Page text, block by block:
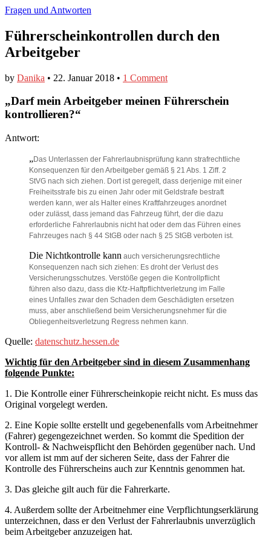
Fragen und Antworten
Führerscheinkontrollen durch den
Arbeitgeber
by Danika • 22. Januar 2018 • 1 Comment
„Darf mein Arbeitgeber meinen Führerschein
kontrollieren?“
Antwort:
„Das Unterlassen der Fahrerlaubnisprüfung kann strafrechtliche
Konsequenzen für den Arbeitgeber gemäß § 21 Abs. 1 Ziff. 2
StVG nach sich ziehen. Dort ist geregelt, dass derjenige mit einer
Freiheitsstrafe bis zu einen Jahr oder mit Geldstrafe bestraft
werden kann, wer als Halter eines Kraftfahrzeuges anordnet
oder zulässt, dass jemand das Fahrzeug führt, der die dazu
erforderliche Fahrerlaubnis nicht hat oder dem das Führen eines
Fahrzeuges nach § 44 StGB oder nach § 25 StGB verboten ist.
Die Nichtkontrolle kann auch versicherungsrechtliche
Konsequenzen nach sich ziehen: Es droht der Verlust des
Versicherungsschutzes. Verstöße gegen die Kontrollpflicht
führen also dazu, dass die Kfz-Haftpflichtverletzung im Falle
eines Unfalles zwar den Schaden dem Geschädigten ersetzen
muss, aber anschließend beim Versicherungsnehmer für die
Obliegenheitsverletzung Regress nehmen kann.
Quelle: datenschutz.hessen.de
Wichtig für den Arbeitgeber sind in diesem Zusammenhang
folgende Punkte:
1. Die Kontrolle einer Führerscheinkopie reicht nicht. Es muss das
Original vorgelegt werden.
2. Eine Kopie sollte erstellt und gegebenenfalls vom Arbeitnehmer
(Fahrer) gegengezeichnet werden. So kommt die Spedition der
Kontroll- & Nachweispflicht den Behörden gegenüber nach. Und
vor allem ist mm auf der sicheren Seite, dass der Fahrer die
Kontrolle des Führerscheins auch zur Kenntnis genommen hat.
3. Das gleiche gilt auch für die Fahrerkarte.
4. Außerdem sollte der Arbeitnehmer eine Verpflichtungserklärung
unterzeichnen, dass er den Verlust der Fahrerlaubnis unverzüglich
beim Arbeitgeber anzuzeigen hat.